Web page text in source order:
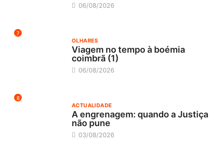
06/08/2026
7
OLHARES
Viagem no tempo à boémia
coimbrã (1)
06/08/2026
8
ACTUALIDADE
A engrenagem: quando a Justiça
não pune
03/08/2026